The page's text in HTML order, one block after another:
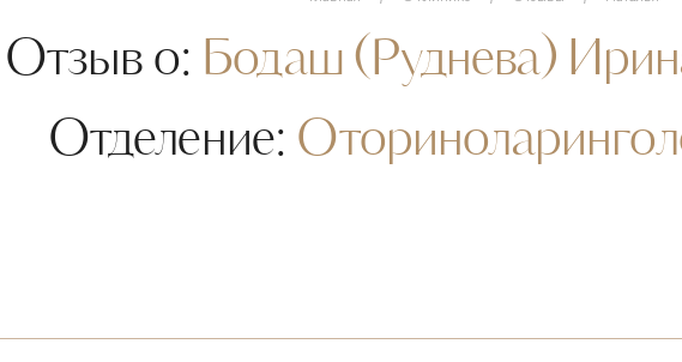
Отзыв о: Бодаш (Руднева)
Отделение: